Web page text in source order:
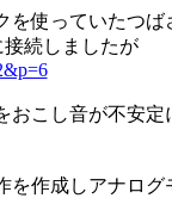
を使っていたつば
続しましたが
おこし音が不安定
を作成しアナログ